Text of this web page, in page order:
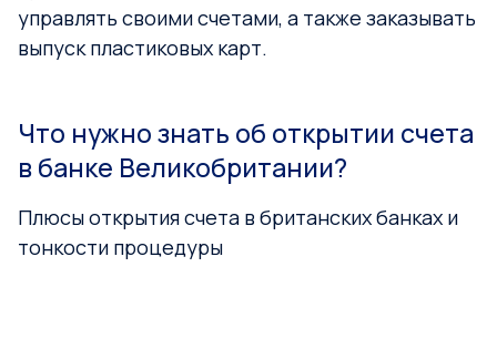
управлять своими счетами, а также заказывать
выпуск пластиковых карт.
Что нужно знать об открытии счета
в банке Великобритании?
Плюсы открытия счета в британских банках и
тонкости процедуры